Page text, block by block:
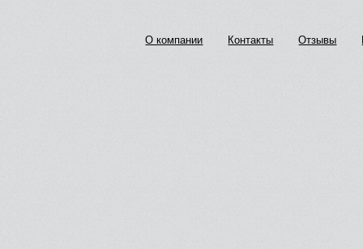
О компании Контакты Отзывы